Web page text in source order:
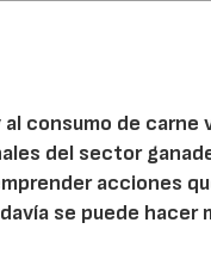
consumo de
del sector
acciones
se puede hacer